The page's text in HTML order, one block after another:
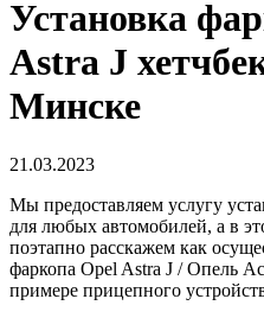
Установка
Astra J
Минске
21.03.2023
Мы предоставляем услугу
для любых автомобилей, а в
поэтапно расскажем как
фаркопа Opel Astra J / Опель
примере прицепного